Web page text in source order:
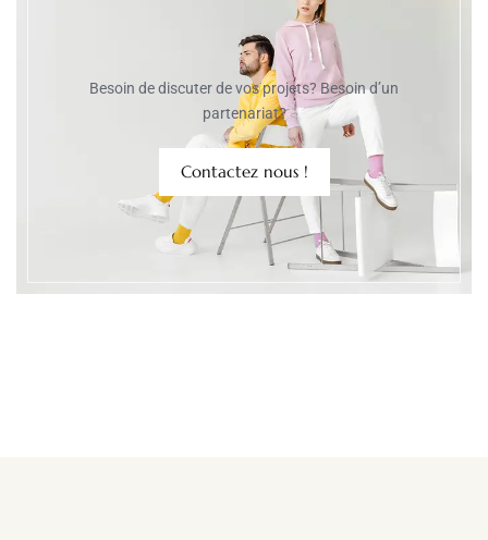
Besoin de discuter de vos projets? Besoin d’un
partenariat?
Contactez nous !